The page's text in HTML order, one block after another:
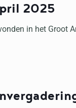
2025
in het Groot